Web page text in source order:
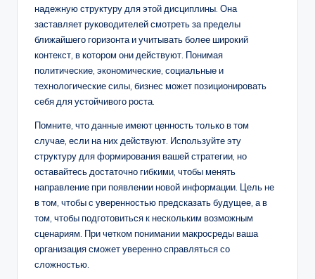
надежную структуру для этой дисциплины. Она
заставляет руководителей смотреть за пределы
ближайшего горизонта и учитывать более широкий
контекст, в котором они действуют. Понимая
политические, экономические, социальные и
технологические силы, бизнес может позиционировать
себя для устойчивого роста.
Помните, что данные имеют ценность только в том
случае, если на них действуют. Используйте эту
структуру для формирования вашей стратегии, но
оставайтесь достаточно гибкими, чтобы менять
направление при появлении новой информации. Цель не
в том, чтобы с уверенностью предсказать будущее, а в
том, чтобы подготовиться к нескольким возможным
сценариям. При четком понимании макросреды ваша
организация сможет уверенно справляться со
сложностью.